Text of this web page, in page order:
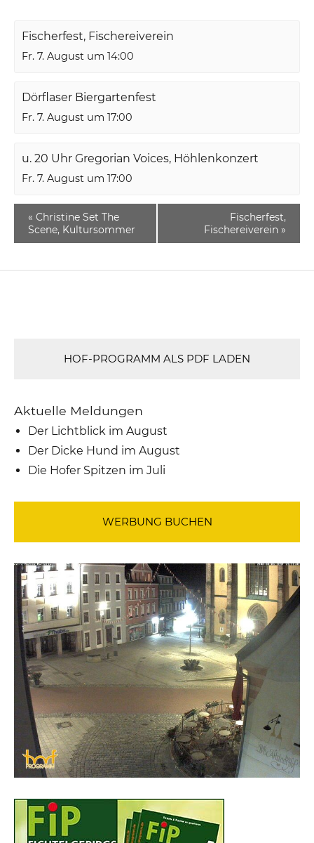
Fischerfest, Fischereiverein
Fr. 7. August um 14:00
Dörflaser Biergartenfest
Fr. 7. August um 17:00
u. 20 Uhr Gregorian Voices, Höhlenkonzert
Fr. 7. August um 17:00
« Christine Set The
Scene, Kultursommer
Fischerfest,
Fischereiverein »
HOF-PROGRAMM ALS PDF LADEN
Aktuelle Meldungen
Der Lichtblick im August
Der Dicke Hund im August
Die Hofer Spitzen im Juli
WERBUNG BUCHEN